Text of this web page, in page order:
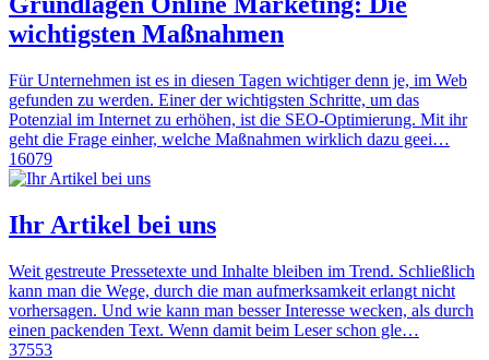
wichtigsten Maßnahmen
Für Unternehmen ist es in diesen Tagen wichtiger denn je, im Web
gefunden zu werden. Einer der wichtigsten Schritte, um das
Potenzial im Internet zu erhöhen, ist die SEO-Optimierung. Mit ihr
geht die Frage einher, welche Maßnahmen wirklich dazu geei…
16079
Ihr Artikel bei uns
Weit gestreute Pressetexte und Inhalte bleiben im Trend. Schließlich
kann man die Wege, durch die man aufmerksamkeit erlangt nicht
vorhersagen. Und wie kann man besser Interesse wecken, als durch
einen packenden Text. Wenn damit beim Leser schon gle…
37553